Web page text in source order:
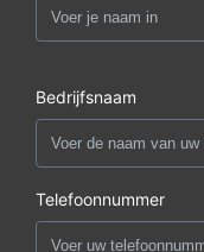
Bedrijfsnaam
Telefoonnummer